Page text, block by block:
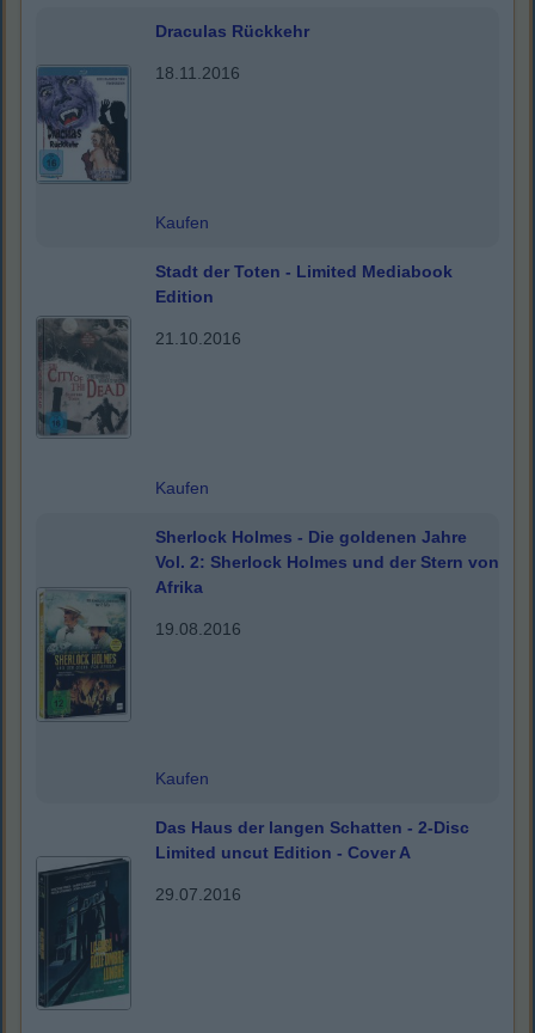
Draculas Rückkehr
18.11.2016
Kaufen
Stadt der Toten - Limited Mediabook
Edition
21.10.2016
Kaufen
Sherlock Holmes - Die goldenen Jahre
Vol. 2: Sherlock Holmes und der Stern von
Afrika
19.08.2016
Kaufen
Das Haus der langen Schatten - 2-Disc
Limited uncut Edition - Cover A
29.07.2016